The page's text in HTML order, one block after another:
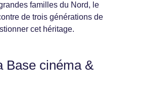
familles du Nord, le
de trois générations de
cet héritage.
Base cinéma &